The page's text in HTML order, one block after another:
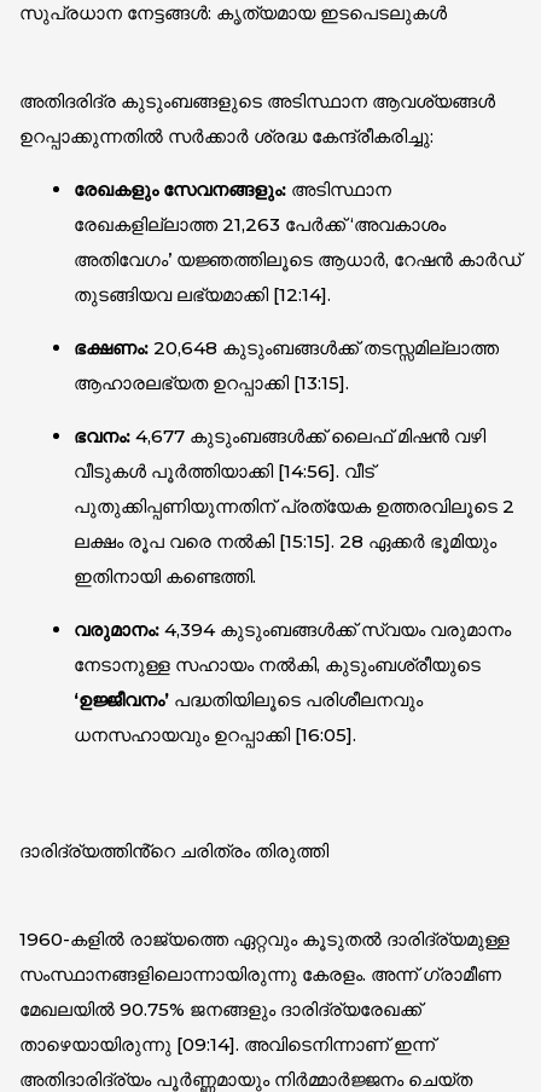
സുപ്രധാന നേട്ടങ്ങൾ: കൃത്യമായ ഇടപെടലുകൾ
അതിദരിദ്ര കുടുംബങ്ങളുടെ അടിസ്ഥാന ആവശ്യങ്ങൾ
ഉറപ്പാക്കുന്നതിൽ സർക്കാർ ശ്രദ്ധ കേന്ദ്രീകരിച്ചു:
രേഖകളും സേവനങ്ങളും: അടിസ്ഥാന
രേഖകളില്ലാത്ത 21,263 പേർക്ക് ‘അവകാശം
അതിവേഗം’ യജ്ഞത്തിലൂടെ ആധാർ, റേഷൻ കാർഡ്
തുടങ്ങിയവ ലഭ്യമാക്കി [12:14].
ഭക്ഷണം: 20,648 കുടുംബങ്ങൾക്ക് തടസ്സമില്ലാത്ത
ആഹാരലഭ്യത ഉറപ്പാക്കി [13:15].
ഭവനം: 4,677 കുടുംബങ്ങൾക്ക് ലൈഫ് മിഷൻ വഴി
വീടുകൾ പൂർത്തിയാക്കി [14:56]. വീട്
പുതുക്കിപ്പണിയുന്നതിന് പ്രത്യേക ഉത്തരവിലൂടെ 2
ലക്ഷം രൂപ വരെ നൽകി [15:15]. 28 ഏക്കർ ഭൂമിയും
ഇതിനായി കണ്ടെത്തി.
വരുമാനം: 4,394 കുടുംബങ്ങൾക്ക് സ്വയം വരുമാനം
നേടാനുള്ള സഹായം നൽകി, കുടുംബശ്രീയുടെ
‘ഉജ്ജീവനം’ പദ്ധതിയിലൂടെ പരിശീലനവും
ധനസഹായവും ഉറപ്പാക്കി [16:05].
ദാരിദ്ര്യത്തിൻ്റെ ചരിത്രം തിരുത്തി
1960-കളിൽ രാജ്യത്തെ ഏറ്റവും കൂടുതൽ ദാരിദ്ര്യമുള്ള
സംസ്ഥാനങ്ങളിലൊന്നായിരുന്നു കേരളം. അന്ന് ഗ്രാമീണ
മേഖലയിൽ 90.75% ജനങ്ങളും ദാരിദ്ര്യരേഖക്ക്
താഴെയായിരുന്നു [09:14]. അവിടെനിന്നാണ് ഇന്ന്
അതിദാരിദ്ര്യം പൂർണ്ണമായും നിർമ്മാർജ്ജനം ചെയ്ത